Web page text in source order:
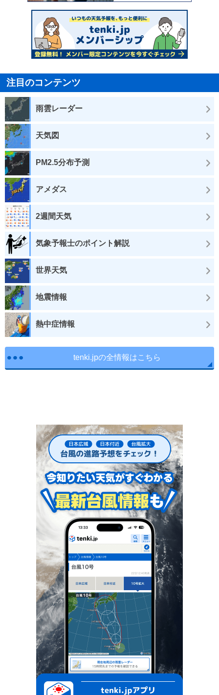
注目のコンテンツ
雨雲レーダー
天気図
PM2.5分布予測
アメダス
2週間天気
気象予報士のポイント解説
世界天気
地震情報
熱中症情報
tenki.jpの全情報はこちら